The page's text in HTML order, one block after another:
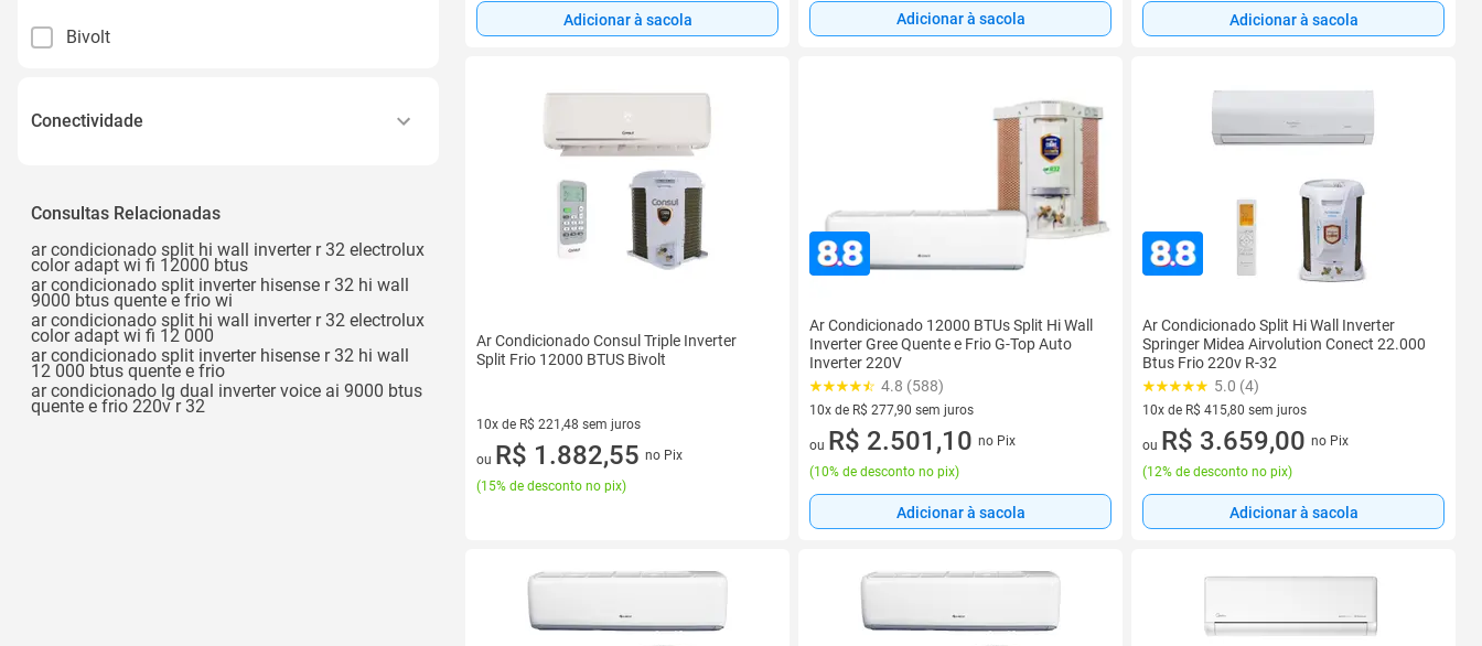
Bivolt
Conectividade
Bluetooth 4.1
Bluetooth 5
Bluetooth 5.0
Bluetooth 5.0 e Wi-fi 6
Ver todos
Consultas Relacionadas
ar condicionado split hi wall inverter r 32 electrolux
color adapt wi fi 12000 btus
ar condicionado split inverter hisense r 32 hi wall
9000 btus quente e frio wi
ar condicionado split hi wall inverter r 32 electrolux
color adapt wi fi 12 000
ar condicionado split inverter hisense r 32 hi wall
12 000 btus quente e frio
ar condicionado lg dual inverter voice ai 9000 btus
quente e frio 220v r 32
Adicionar à sacola Adicionar à sacola Adicionar à sacola
Ar Condicionado Consul Triple Inverter
Split Frio 12000 BTUS Bivolt
10x de R$ 221,48 sem juros
10 vez de R$ 221,48 sem juros
ou R$ 1.882,55 no Pix
(15% de desconto no pix)
Ar Condicionado 12000 BTUs Split Hi Wall
Inverter Gree Quente e Frio G-Top Auto
Inverter 220V
4.8 (588)
10x de R$ 277,90 sem juros
10 vez de R$ 277,90 sem juros
ou R$ 2.501,10 no Pix
(10% de desconto no pix)
Adicionar à sacola
Ar Condicionado Split Hi Wall Inverter
Springer Midea Airvolution Conect 22.000
Btus Frio 220v R-32
5.0 (4)
10x de R$ 415,80 sem juros
10 vez de R$ 415,80 sem juros
ou R$ 3.659,00 no Pix
(12% de desconto no pix)
Adicionar à sacola